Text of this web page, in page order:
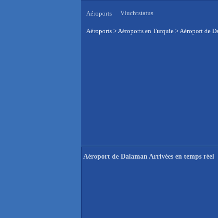
Aéroports Vluchtstatus
Aéroports >Aéroports en Turquie >Aéroport de
Aéroport de Dalaman Arrivées en temps réel